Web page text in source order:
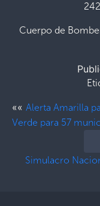
Cuerpo de
«« Alerta Amarilla
Verde para 57
Simulacro